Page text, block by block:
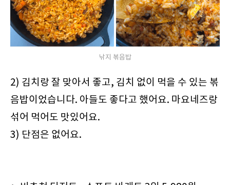
낚지 볶음밥
2) 김치랑 잘 맞아서 좋고, 김치 없이 먹을 수 있는 볶
음밥이었습니다. 아들도 좋다고 했어요. 마요네즈랑
섞어 먹어도 맛있어요.
3) 단점은 없어요.